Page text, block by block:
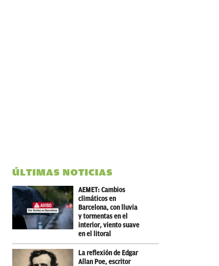
ÚLTIMAS NOTICIAS
AEMET: Cambios
climáticos en
Barcelona, con lluvia
y tormentas en el
interior, viento suave
en el litoral
La reflexión de Edgar
Allan Poe, escritor